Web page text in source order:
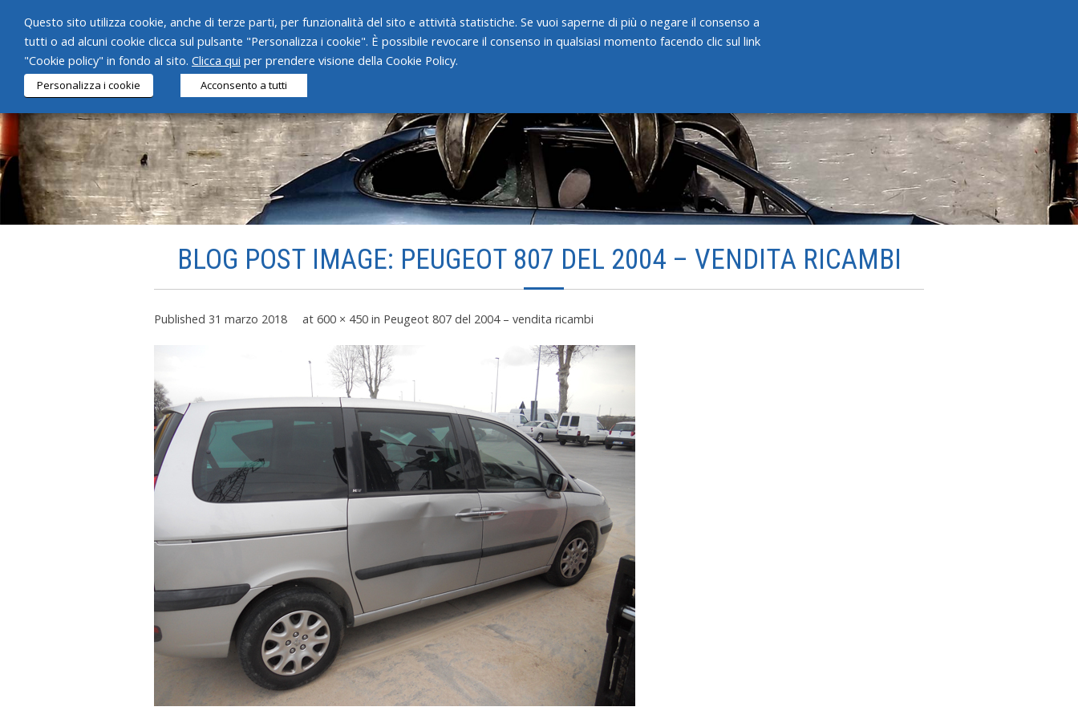
HOME CHI SIAMO SERVIZI PRODOTTI
BLOG POST IMAGE: PEUGEOT 807 DEL 2004 – VENDITA RICAMBI
Published 31 marzo 2018 at 600 × 450 in Peugeot 807 del 2004 – vendita ricambi
Questo sito utilizza cookie, anche di terze parti, per funzionalità del sito e attività statistiche. Se vuoi saperne di più o negare il consenso a
tutti o ad alcuni cookie clicca sul pulsante "Personalizza i cookie". È possibile revocare il consenso in qualsiasi momento facendo clic sul link
"Cookie policy" in fondo al sito. Clicca qui per prendere visione della Cookie Policy.
Personalizza i cookie Acconsento a tutti